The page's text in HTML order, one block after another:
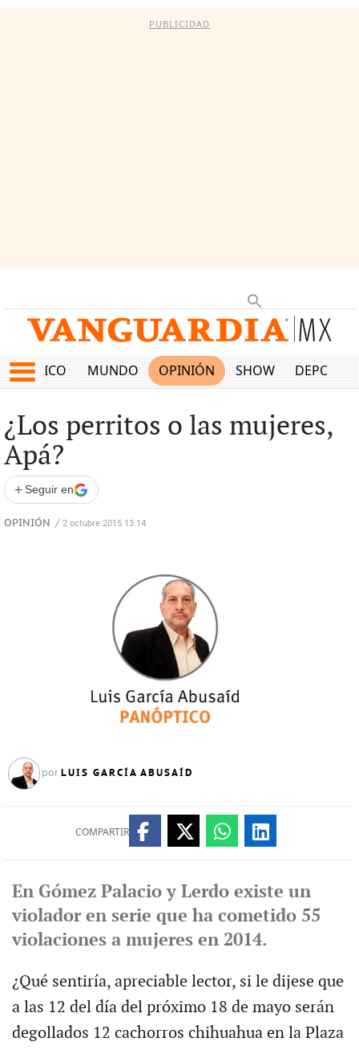
PUBLICIDAD
MÉXICO MUNDO OPINIÓN SHOW
¿Los perritos o las mujeres,
Apá?
+ Seguir en
OPINIÓN / 2 octubre 2015 13:14
por LUIS GARCÍA ABUSAÍD
COMPARTIR
En Gómez Palacio y Lerdo existe un
violador en serie que ha cometido 55
violaciones a mujeres en 2014.
¿Qué sentiría, apreciable lector, si le dijese que
a las 12 del día del próximo 18 de mayo serán
degollados 12 cachorros chihuahua en la Plaza